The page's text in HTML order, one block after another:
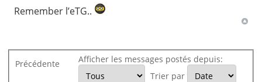
Remember l’eTG..
Précédente
Afficher les messages postés depuis:
Trier par